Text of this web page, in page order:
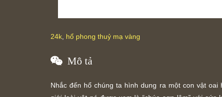
24k hổ phong thuỷ mạ vàng
Mô tả
Nhắc đến hổ chúng ta hình dung ra một con vật